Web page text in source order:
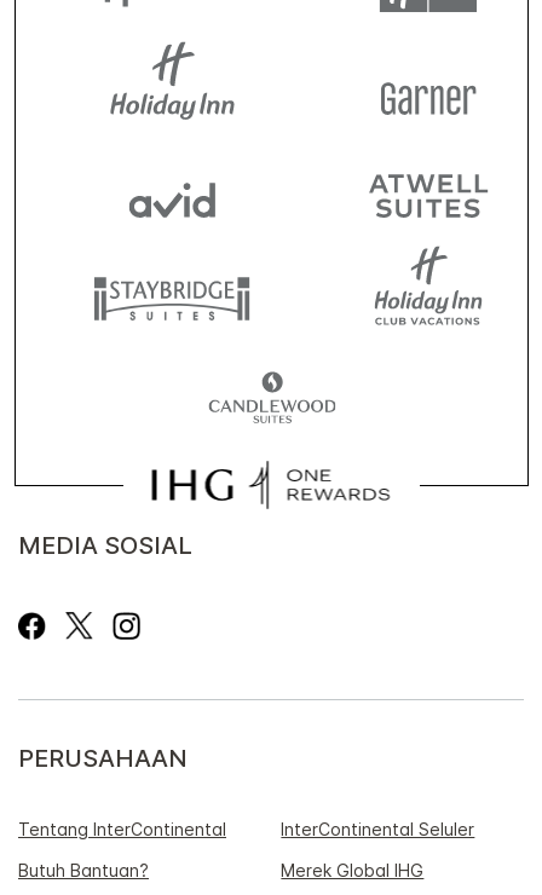
MEDIA SOSIAL
PERUSAHAAN
Tentang InterContinental
InterContinental Seluler
Butuh Bantuan?
Merek Global IHG